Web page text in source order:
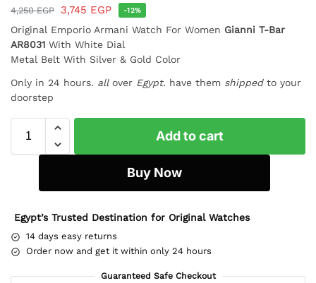
4,250EGP 3,745 EGP -12%
Original Emporio Armani Watch For Women Gianni T-Bar
AR8031 With White Dial
Metal Belt With Silver & Gold Color
Only in 24 hours. allover Egypt. have them shippedto your
doorstep
Add to cart
Buy Now
Egypt’s Trusted Destination for Original Watches
14 days easy returns
Order now and get it within only 24 hours
Guaranteed Safe Checkout